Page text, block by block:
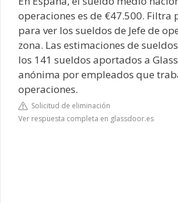
operaciones es de €47.500. Filtra
para ver los sueldos de Jefe de
zona. Las estimaciones de
los 141 sueldos aportados a
anónima por empleados que
operaciones.
Solicitud de eliminación
Ver respuesta completa en glassdoor.es